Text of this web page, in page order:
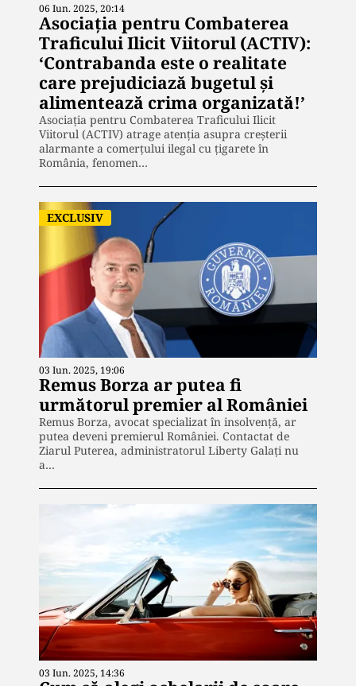
06 Iun. 2025, 20:14
Asociația pentru Combaterea
Traficului Ilicit Viitorul (ACTIV):
‘Contrabanda este o realitate
care prejudiciază bugetul și
alimentează crima organizată!’
Asociația pentru Combaterea Traficului Ilicit
Viitorul (ACTIV) atrage atenția asupra creșterii
alarmante a comerțului ilegal cu țigarete în
România, fenomen…
EXCLUSIV
03 Iun. 2025, 19:06
Remus Borza ar putea fi
următorul premier al României
Remus Borza, avocat specializat în insolvență, ar
putea deveni premierul României. Contactat de
Ziarul Puterea, administratorul Liberty Galați nu
a…
03 Iun. 2025, 14:36